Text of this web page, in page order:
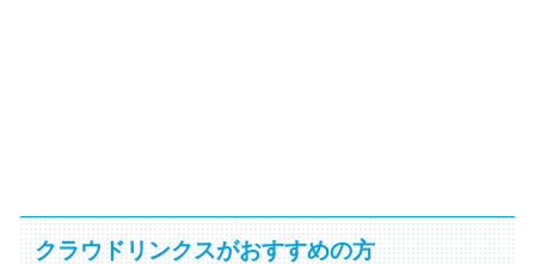
クラウドリンクスがおすすめの方